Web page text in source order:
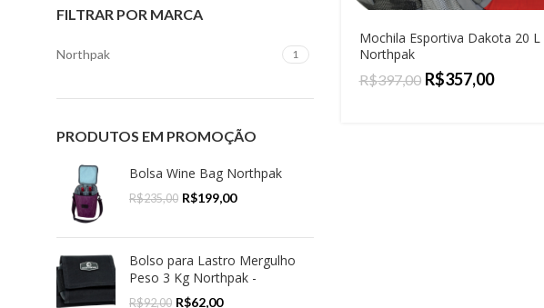
FILTRAR POR MARCA
Northpak 1
PRODUTOS EM PROMOÇÃO
Bolsa Wine Bag Northpak
R$235,00 R$199,00
Bolso para Lastro Mergulho
Peso 3 Kg Northpak -
R$92,00 R$62,00
Mochila Esportiva Dakota 20 L
Northpak
R$397,00 R$357,00